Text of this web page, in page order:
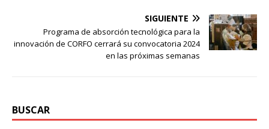
SIGUIENTE
Programa de absorción tecnológica para la
innovación de CORFO cerrará su convocatoria 2024
en las próximas semanas
BUSCAR